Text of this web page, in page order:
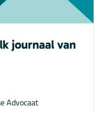
journaal van
Advocaat